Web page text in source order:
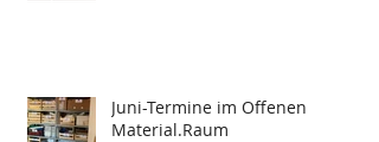
Juni-Termine im Offenen
Material.Raum